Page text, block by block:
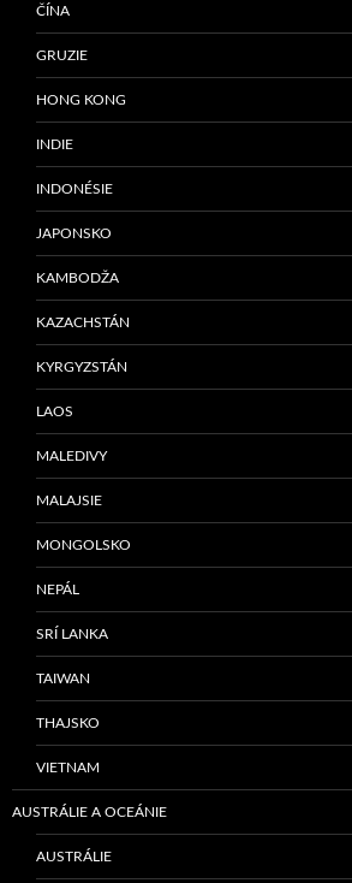
ČÍNA
GRUZIE
HONG KONG
INDIE
INDONÉSIE
JAPONSKO
KAMBODŽA
KAZACHSTÁN
KYRGYZSTÁN
LAOS
MALEDIVY
MALAJSIE
MONGOLSKO
NEPÁL
SRÍ LANKA
TAIWAN
THAJSKO
VIETNAM
AUSTRÁLIE A OCEÁNIE
AUSTRÁLIE